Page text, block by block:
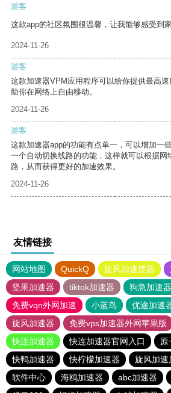
游客
这款app的社区氛围很温馨，让我能够感受到家
2024-11-26
游客
这款加速器VPM应用程序可以给你提供最高
助你在网络上自由移动。
2024-11-26
游客
这款加速器app的功能有点单一，可以增加一
一个自动切换线路的功能，这样就可以根据网
路，从而获得更好的加速效果。
2024-11-26
友情链接
网站地图 QuickQ 旋风加速度器
坚果加速器
tiktok加速器
狗急加速
免费vqn外网加速
小蓝鸟 优途加速
旋风加速器
免费vps加速器外网苹果版
快连加速器
快连加速器官网入口
原
快鸭加速器
快柠檬加速器 旋风加速
软件中心
海鸥加速器 abc加速器